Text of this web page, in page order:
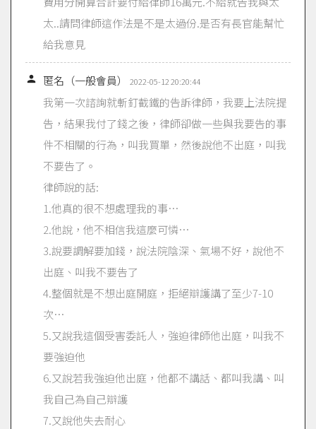
太..請問律師這作法是不是太過份.是否有長官能幫忙
給我意見
 匿名（一般會員） 2022-05-12 20:20:44
我第一次諮詢就斬釘截鐵的告訴律師，我要上法院提
告，結果我付了錢之後，律師卻做一些與我要告的事
件不相關的行為，叫我買單，然後說他不出庭，叫我
不要告了。
律師說的話:
1.他真的很不想處理我的事…
2.他說，他不相信我這麼可憐…
3.說要調解要加錢，說法院陰深、氣場不好，說他不
出庭、叫我不要告了
4.整個就是不想出庭開庭，拒絕辯護講了至少7-10
次…
5.又說我這個受害委託人，強迫律師他出庭，叫我不
要強迫他
6.又說若我強迫他出庭，他都不講話、都叫我講、叫
我自己為自己辯護
7.又說他失去耐心